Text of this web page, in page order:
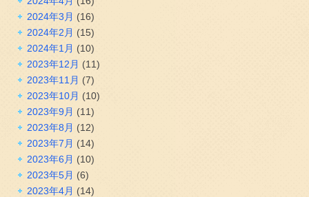
2024年3月 (16)
2024年2月 (15)
2024年1月 (10)
2023年12月 (11)
2023年11月 (7)
2023年10月 (10)
2023年9月 (11)
2023年8月 (12)
2023年7月 (14)
2023年6月 (10)
2023年5月 (6)
2023年4月 (14)